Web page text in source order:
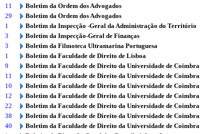
11
Boletim da Ordem dos Advogados
29
Boletim da Ordem dos Advogados
1
Boletim da Inspecção -Geral da Administração do Território
3
Boletim da Inspecção-Geral de Finanças
3
Boletim da Filmoteca Ultramarina Portuguesa
1
Boletim da Faculdade de Direito de Lisboa
9
Boletim da Faculdade de Direito da Universidade de Coimbra
11
Boletim da Faculdade de Direito da Universidade de Coimbra
10
Boletim da Faculdade de Direito da Universidade de Coimbra
12
Boletim da Faculdade de Direito da Universidade de Coimbra
22
Boletim da Faculdade de Direito da Universidade de Coimbra
38
Boletim da Faculdade de Direito da Universidade de Coimbra
40
Boletim da Faculdade de Direito da Universidade de Coimbra